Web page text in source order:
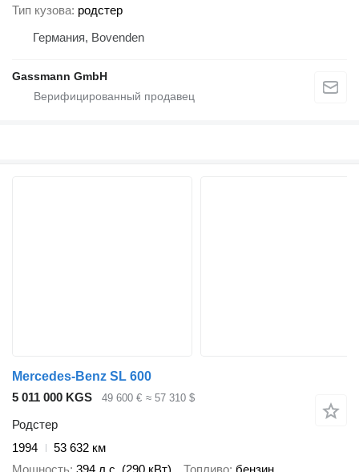
Тип кузова родстер
Германия, Bovenden
Gassmann GmbH
Mercedes-Benz SL 600
5 011 000 KGS
49 600 € ≈ 57 310 $
Родстер
1994
53 632 км
Мощность 394 л.с. (290 кВт) Топливо бензин